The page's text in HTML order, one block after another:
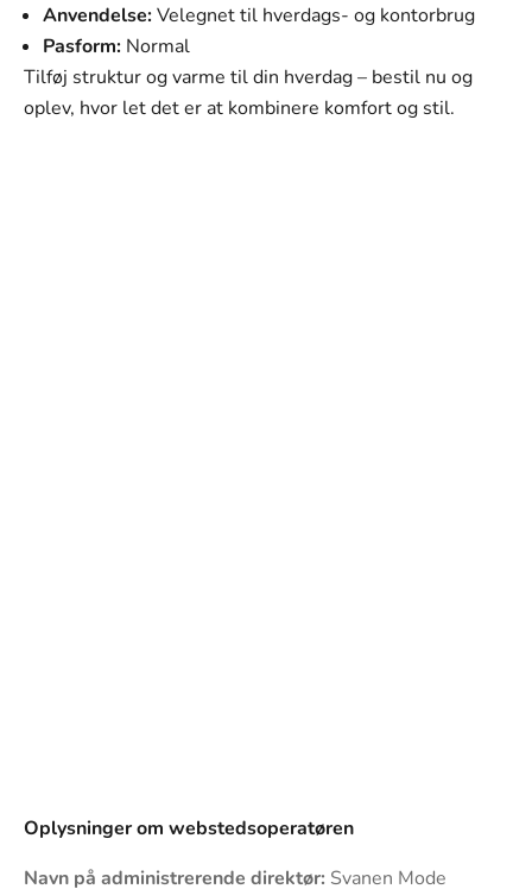
Anvendelse:Velegnet til hverdags- og kontorbrug
Pasform: Normal
Tilføj struktur og varme til din hverdag – bestil nu og
oplev, hvor let det er at kombinere komfort og stil.
Oplysninger om webstedsoperatøren
Navn på administrerende direktør: Svanen Mode